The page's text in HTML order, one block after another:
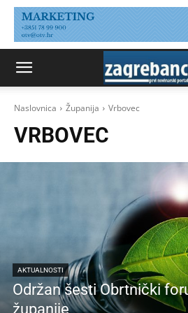
Naslovnica Županija Vrbovec
VRBOVEC
AKTUALNOSTI
Održan šesti Obrtnički
županije